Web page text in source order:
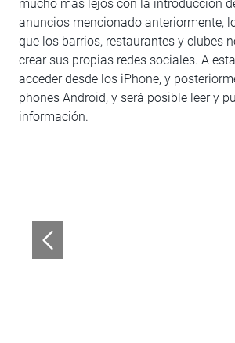
mucho más lejos con la introducción
anuncios mencionado anteriormente,
que los barrios, restaurantes y clubes
crear sus propias redes sociales. A
acceder desde los iPhone, y
phones Android, y será posible leer y
información.